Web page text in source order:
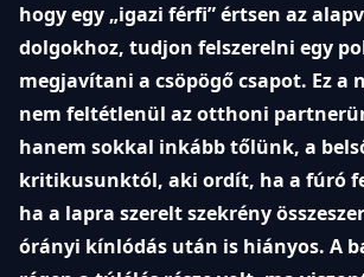
hogy egy „igazi férfi” értsen az
dolgokhoz, tudjon felszerelni egy
megjavítani a csöpögő csapot. Ez a
nem feltétlenül az otthoni
hanem sokkal inkább tőlünk, a
kritikusunktól, aki ordít, ha a fúró
ha a lapra szerelt szekrény
órányi kínlódás után is hiányos. A